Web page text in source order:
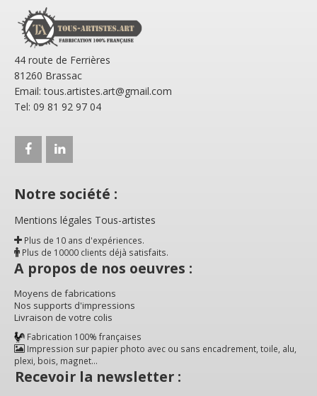
44 route de Ferrières
81260 Brassac
Email: tous.artistes.art@gmail.com
Tel: 09 81 92 97 04
Notre société :
Mentions légales Tous-artistes
Plus de 10 ans d'expériences.
Plus de 10000 clients déjà satisfaits.
A propos de nos oeuvres :
Moyens de fabrications
Nos supports d'impressions
Livraison de votre colis
Fabrication 100% françaises
Impression sur papier photo avec ou sans encadrement, toile, alu,
plexi, bois, magnet...
Recevoir la newsletter :